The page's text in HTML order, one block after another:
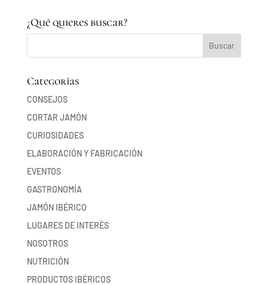
¿Qué quieres buscar?
Categorías
CONSEJOS
CORTAR JAMÓN
CURIOSIDADES
ELABORACIÓN Y FABRICACIÓN
EVENTOS
GASTRONOMÍA
JAMÓN IBÉRICO
LUGARES DE INTERÉS
NOSOTROS
NUTRICIÓN
PRODUCTOS IBÉRICOS